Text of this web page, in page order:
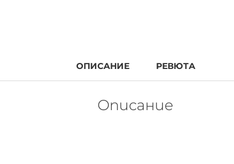
ОПИСАНИЕ РЕВЮТА
Описание